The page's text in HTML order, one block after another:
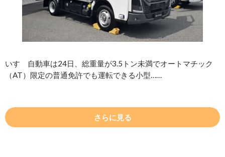
いすゞ自動車は24日、総重量が3.5トン未満でオートマチック
（AT）限定の普通免許でも運転できる小型……
さらに見る